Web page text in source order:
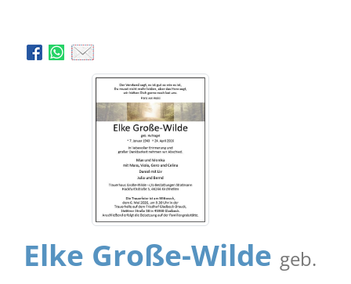
Elke Große-Wilde geb.